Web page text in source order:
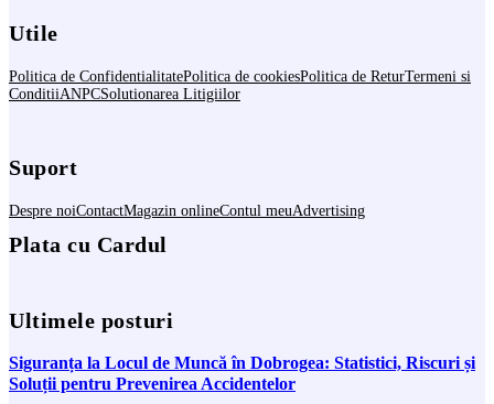
Utile
Politica de ConfidentialitatePolitica de cookiesPolitica de ReturTermeni si
ConditiiANPCSolutionarea Litigiilor
Suport
Despre noiContactMagazin onlineContul meuAdvertising
Plata cu Cardul
Ultimele posturi
Siguranța la Locul de Muncă în Dobrogea: Statistici, Riscuri și
Soluții pentru Prevenirea Accidentelor